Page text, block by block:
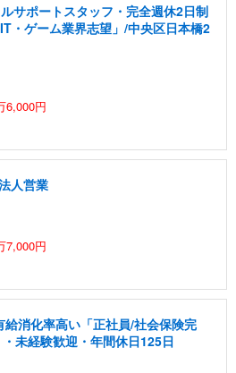
サポートスタッフ・完全週休2日制
・ゲーム業界志望」/中央区日本橋2
6,000円
人営業
7,000円
消化率高い「正社員/社会保険完
未経験歓迎・年間休日125日